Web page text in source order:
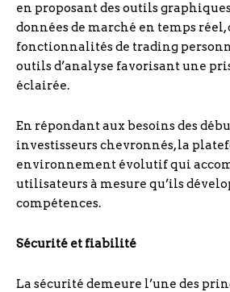
en proposant des outils graphiques
données de marché en temps réel,
fonctionnalités de trading
outils d’analyse favorisant une
éclairée.
En répondant aux besoins des
investisseurs chevronnés, la
environnement évolutif qui
utilisateurs à mesure qu’ils
compétences.
Sécurité et fiabilité
La sécurité demeure l’une des